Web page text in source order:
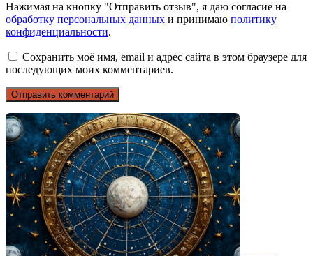
Нажимая на кнопку "Отправить отзыв", я даю согласие на
обработку персональных данных и принимаю политику
конфиденциальности.
Сохранить моё имя, email и адрес сайта в этом браузере для
последующих моих комментариев.